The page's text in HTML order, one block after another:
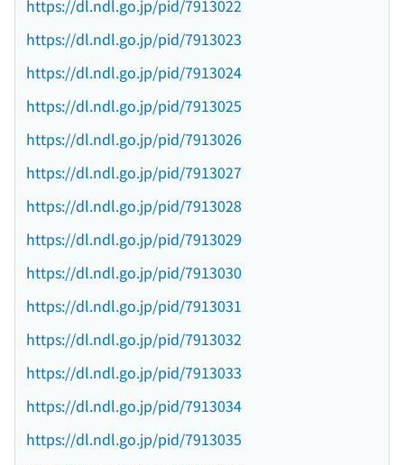
https://dl.ndl.go.jp/pid/7913022
https://dl.ndl.go.jp/pid/7913023
https://dl.ndl.go.jp/pid/7913024
https://dl.ndl.go.jp/pid/7913025
https://dl.ndl.go.jp/pid/7913026
https://dl.ndl.go.jp/pid/7913027
https://dl.ndl.go.jp/pid/7913028
https://dl.ndl.go.jp/pid/7913029
https://dl.ndl.go.jp/pid/7913030
https://dl.ndl.go.jp/pid/7913031
https://dl.ndl.go.jp/pid/7913032
https://dl.ndl.go.jp/pid/7913033
https://dl.ndl.go.jp/pid/7913034
https://dl.ndl.go.jp/pid/7913035